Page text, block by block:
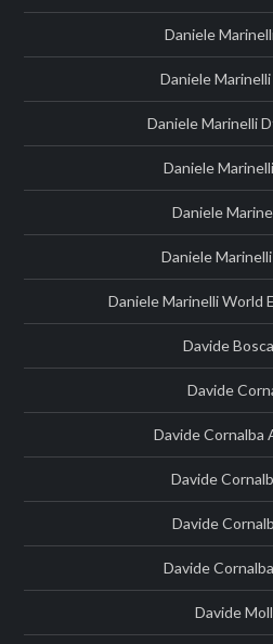
Daniele
Daniele
Daniele Marinelli
Daniele
Daniele
Daniele
Daniele Marinelli World
Davide
Davide
Davide Cornalba
Davide
Davide
Davide
Davide